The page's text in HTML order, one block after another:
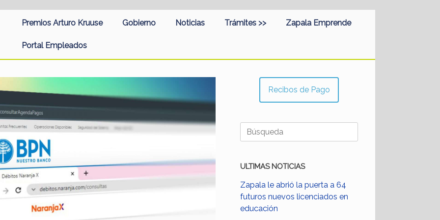
Premios Arturo Kruuse Gobierno Noticias Trámites >> Zapala Emprende
Portal Empleados
Recibos de Pago
Buscar:
ULTIMAS NOTICIAS
Zapala le abrió la puerta a 64
futuros nuevos licenciados en
educación